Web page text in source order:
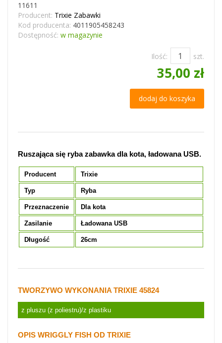
11611
Producent: Trixie Zabawki
Kod producenta: 4011905458243
Dostępność: w magazynie
Ilość: szt.
35,00 zł
dodaj do koszyka
Ruszająca się ryba zabawka dla kota, ładowana USB.
Producent Trixie
Typ Ryba
Przeznaczenie Dla kota
Zasilanie Ładowana USB
Długość 26cm
TWORZYWO WYKONANIA TRIXIE 45824
z pluszu (z poliestru)/z plastiku
OPIS WRIGGLY FISH OD TRIXIE